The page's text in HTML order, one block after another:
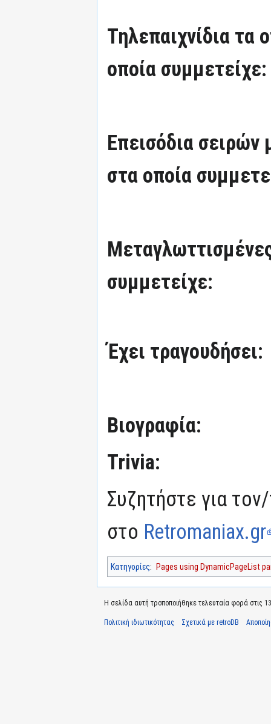
Τηλεπαιχνίδια τα
οποία συμμετείχε:
Επεισόδια
στα οποία
συμμετείχε:
Έχει τραγουδήσει:
Βιογραφία:
Trivia:
Συζητήστε για
στο Retromaniax.gr
Κατηγορίες: Pages using DynamicPageList
Η σελίδα αυτή τροποποιήθηκε τελευταία φορά στις
Πολιτική ιδιωτικότητας Σχετικά με retroDB